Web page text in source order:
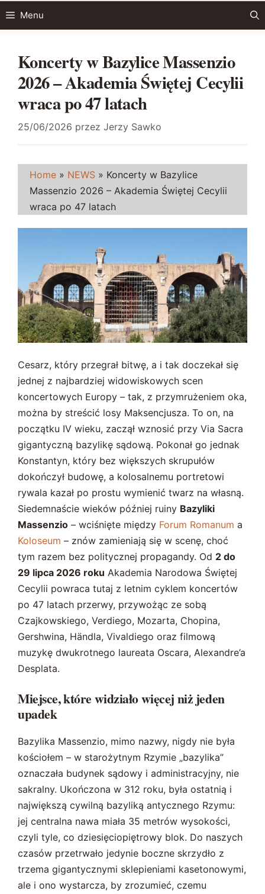
Menu
Koncerty w Bazylice Massenzio
2026 – Akademia Świętej Cecylii
wraca po 47 latach
25/06/2026 przez Jerzy Sawko
Home » NEWS » Koncerty w Bazylice
Massenzio 2026 – Akademia Świętej Cecylii
wraca po 47 latach
Cesarz, który przegrał bitwę, a i tak doczekał się
jednej z najbardziej widowiskowych scen
koncertowych Europy – tak, z przymrużeniem oka,
można by streścić losy Maksencjusza. To on, na
początku IV wieku, zaczął wznosić przy Via Sacra
gigantyczną bazylikę sądową. Pokonał go jednak
Konstantyn, który bez większych skrupułów
dokończył budowę, a kolosalnemu portretowi
rywala kazał po prostu wymienić twarz na własną.
Siedemnaście wieków później ruiny Bazyliki
Massenzio – wciśnięte między Forum Romanum a
Koloseum – znów zamieniają się w scenę, choć
tym razem bez politycznej propagandy. Od 2 do
29 lipca 2026 roku Akademia Narodowa Świętej
Cecylii powraca tutaj z letnim cyklem koncertów
po 47 latach przerwy, przywożąc ze sobą
Czajkowskiego, Verdiego, Mozarta, Chopina,
Gershwina, Händla, Vivaldiego oraz filmową
muzykę dwukrotnego laureata Oscara, Alexandre’a
Desplata.
Miejsce, które widziało więcej niż jeden
upadek
Bazylika Massenzio, mimo nazwy, nigdy nie była
kościołem – w starożytnym Rzymie „bazylika”
oznaczała budynek sądowy i administracyjny, nie
sakralny. Ukończona w 312 roku, była ostatnią i
największą cywilną bazyliką antycznego Rzymu:
jej centralna nawa miała 35 metrów wysokości,
czyli tyle, co dziesięciopiętrowy blok. Do naszych
czasów przetrwało jedynie boczne skrzydło z
trzema gigantycznymi sklepieniami kasetonowymi,
ale i ono wystarcza, by zrozumieć, czemu